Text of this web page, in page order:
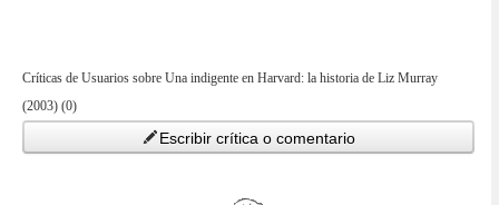
Críticas de Usuarios sobre Una indigente en Harvard: la historia de Liz Murray
(2003) (0)
Escribir crítica o comentario